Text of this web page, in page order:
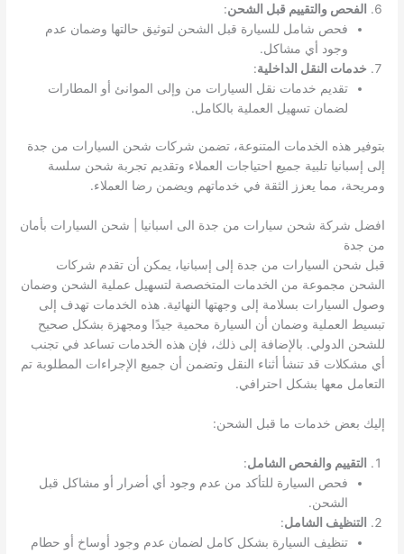
الفحص والتقييم قبل الشحن:
فحص شامل للسيارة قبل الشحن لتوثيق حالتها وضمان عدم
وجود أي مشاكل.
خدمات النقل الداخلية:
تقديم خدمات نقل السيارات من وإلى الموانئ أو المطارات
لضمان تسهيل العملية بالكامل.
بتوفير هذه الخدمات المتنوعة، تضمن شركات شحن السيارات من جدة
إلى إسبانيا تلبية جميع احتياجات العملاء وتقديم تجربة شحن سلسة
ومريحة، مما يعزز الثقة في خدماتهم ويضمن رضا العملاء.
افضل شركة شحن سيارات من جدة الى اسبانيا | شحن السيارات بأمان
من جدة
قبل شحن السيارات من جدة إلى إسبانيا، يمكن أن تقدم شركات
الشحن مجموعة من الخدمات المتخصصة لتسهيل عملية الشحن وضمان
وصول السيارات بسلامة إلى وجهتها النهائية. هذه الخدمات تهدف إلى
تبسيط العملية وضمان أن السيارة محمية جيدًا ومجهزة بشكل صحيح
للشحن الدولي. بالإضافة إلى ذلك، فإن هذه الخدمات تساعد في تجنب
أي مشكلات قد تنشأ أثناء النقل وتضمن أن جميع الإجراءات المطلوبة تم
التعامل معها بشكل احترافي.
إليك بعض خدمات ما قبل الشحن:
التقييم والفحص الشامل:
فحص السيارة للتأكد من عدم وجود أي أضرار أو مشاكل قبل
الشحن.
التنظيف الشامل:
تنظيف السيارة بشكل كامل لضمان عدم وجود أوساخ أو حطام